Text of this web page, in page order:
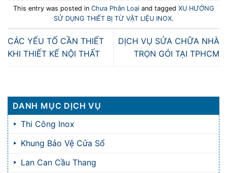
This entry was posted in Chưa Phân Loạiand tagged XU HƯỚNG
SỬ DỤNG THIẾT BỊ TỪ VẬT LIỆU INOX.
CÁC YẾU TỐ CẦN THIẾT
KHI THIẾT KẾ NỘI THẤT
DỊCH VỤ SỬA CHỮA NHÀ
TRỌN GÓI TẠI TPHCM
DANH MỤC DỊCH VỤ
Thi Công Inox
Khung Bảo Vệ Cửa Sổ
Lan Can Cầu Thang